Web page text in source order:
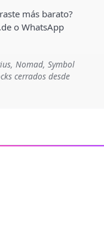
más barato?
o WhatsApp
Nomad, Symbol
cerrados desde